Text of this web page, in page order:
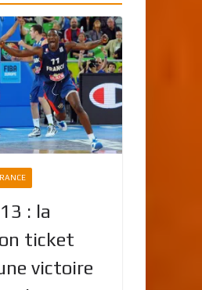
: la
ticket
victoire